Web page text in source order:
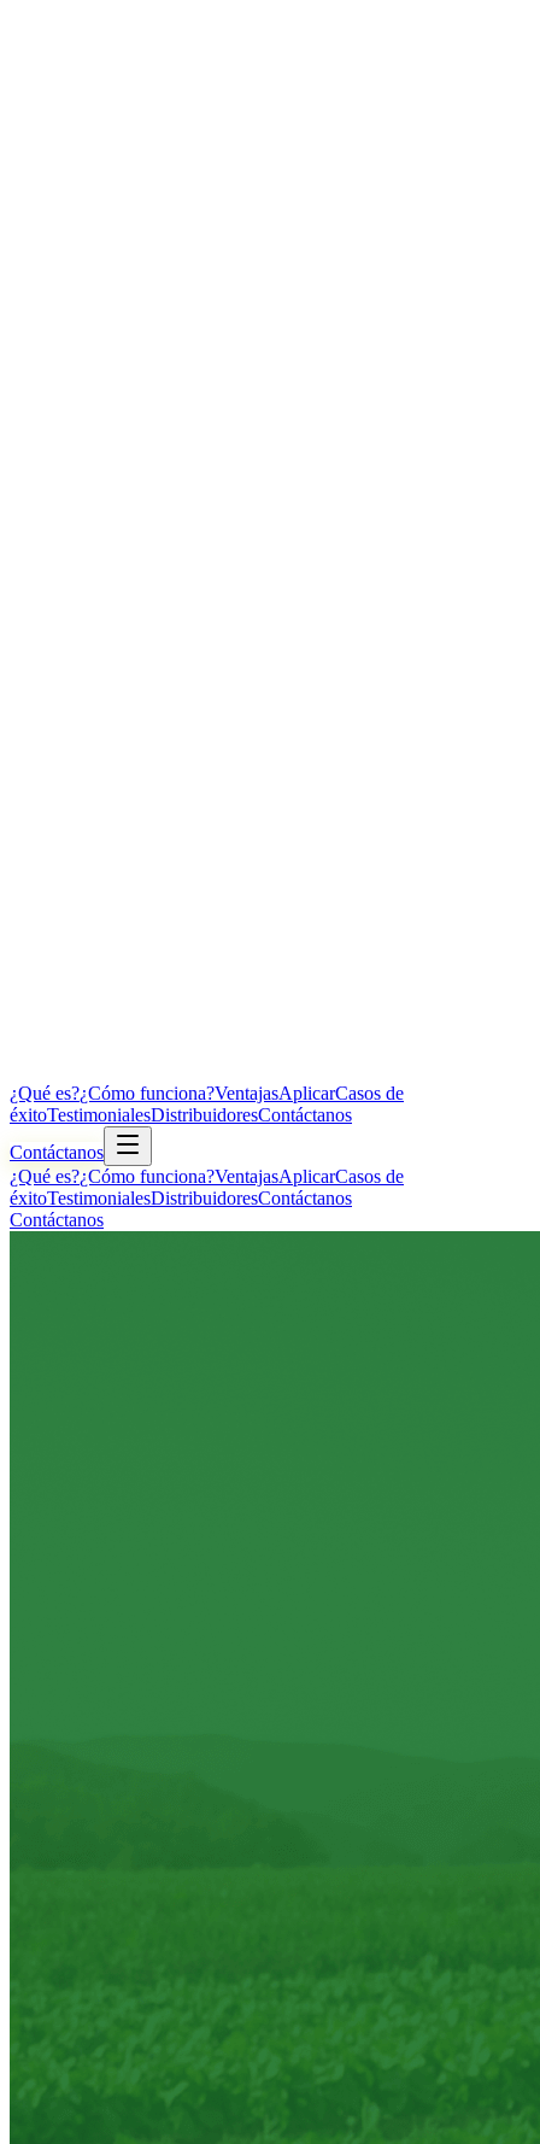
¿Qué es?¿Cómo funciona?VentajasAplicarCasos de
éxitoTestimonialesDistribuidoresContáctanos
Contáctanos
¿Qué es?¿Cómo funciona?VentajasAplicarCasos de
éxitoTestimonialesDistribuidoresContáctanos
Contáctanos